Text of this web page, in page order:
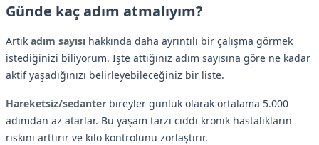
Günde kaç adım atmalıyım?
Artık adım sayısı hakkında daha ayrıntılı bir çalışma görmek
istediğinizi biliyorum. İşte attığınız adım sayısına göre ne kadar
aktif yaşadığınızı belirleyebileceğiniz bir liste.
Hareketsiz/sedanter bireyler günlük olarak ortalama 5.000
adımdan az atarlar. Bu yaşam tarzı ciddi kronik hastalıkların
riskini arttırır ve kilo kontrolünü zorlaştırır.